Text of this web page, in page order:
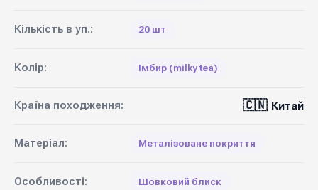
Кількість в уп.: 20 шт
Колір: Імбир (milky tea)
Країна походження: 🇨🇳 Китай
Матеріал: Металізоване покриття
Особливості: Шовковий блиск